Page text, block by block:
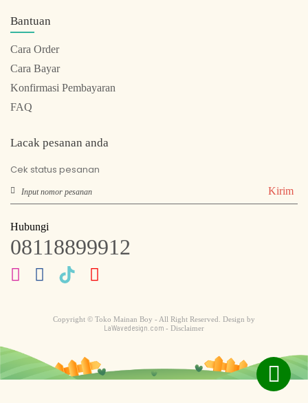
Bantuan
Cara Order
Cara Bayar
Konfirmasi Pembayaran
FAQ
Lacak pesanan anda
Cek status pesanan
Kirim
Hubungi
08118899912
Copyright © Toko Mainan Boy - All Right Reserved. Design by
LaWavedesign.com - Disclaimer